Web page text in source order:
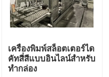
เครื่องพิมพ์สล็อตเตอร์ได
คัทสี่สีแบบอินไลน์สำหรับ
ทำกล่อง